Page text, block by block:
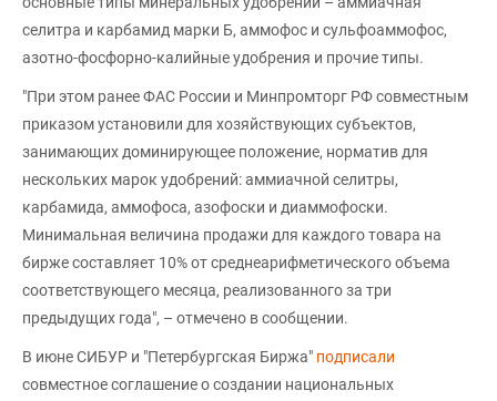
селитра и карбамид марки Б, аммофос и сульфоаммофос,
азотно-фосфорно-калийные удобрения и прочие типы.
"При этом ранее ФАС России и Минпромторг РФ совместным
приказом установили для хозяйствующих субъектов,
занимающих доминирующее положение, норматив для
нескольких марок удобрений: аммиачной селитры,
карбамида, аммофоса, азофоски и диаммофоски.
Минимальная величина продажи для каждого товара на
бирже составляет 10% от среднеарифметического объема
соответствующего месяца, реализованного за три
предыдущих года", – отмечено в сообщении.
В июне СИБУР и "Петербургская Биржа" подписали
совместное соглашение о создании национальных